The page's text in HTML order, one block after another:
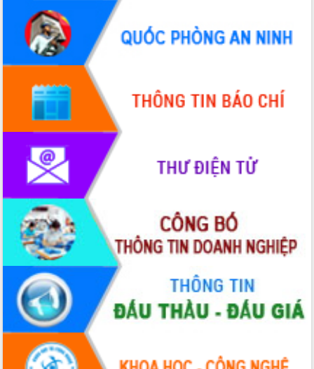
UBND tỉnh Đắk Lắk tổng kết công tác
quốc phòng, quân sự địa phương năm
2025
Tập trung triển khai quyết liệt, đồng bộ
các giải pháp nhằm thực hiện hiệu quả
các nhiệm vụ đề ra năm 2025
Phát huy vai trò của người có uy tín
trong phòng chống tảo hôn và hôn
nhân cận huyết thống
Nông sản Tây Nguyên thu hút doanh
nghiệp nước ngoài
Đắk Lắk định vị thương hiệu du lịch
“Biển – Rừng – Cà phê” trong không
gian phát triển mới
Hội nghị chia sẻ kinh nghiệm, chuyển
giao kỹ thuật y tế, định hướng phát
triển chuyên sâu đến 2030
Chuyển đổi số mở ra không gian phát
triển trong lĩnh vực văn hóa, du lịch
Công bố quyết định của Ban Thường
vụ Tỉnh ủy về công tác cán bộ.
Thủ tướng Phạm Minh Chính: Khẩn
trương tái thiết cuộc sống người dân